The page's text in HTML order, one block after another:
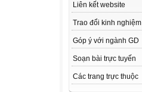
Liên kết website
Trao đổi kinh nghiệm
Góp ý với ngành GD
Soạn bài trực tuyến
Các trang trực thuộc